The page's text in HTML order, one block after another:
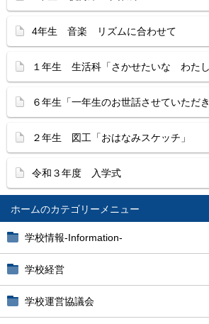
ホーム
学校情報-Information-
学校経営
学校運営協議会
4年生 音楽 リズムに合わせて
１年生 生活科「さかせたいな わたし
６年生「一年生のお世話させていただき
２年生 図工「おはなみスケッチ」
令和３年度 入学式